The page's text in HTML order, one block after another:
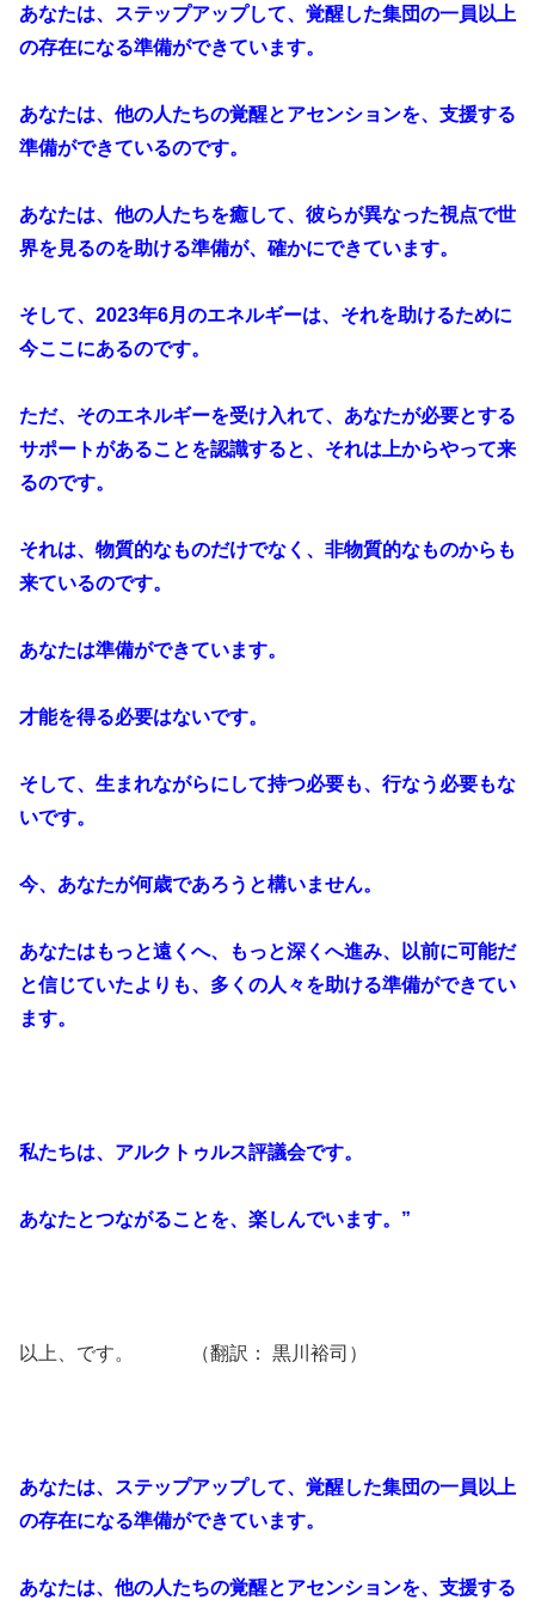
あなたは、ステップアップして、覚醒した集団の一員以上
の存在になる準備ができています。
あなたは、他の人たちの覚醒とアセンションを、支援する
準備ができているのです。
あなたは、他の人たちを癒して、彼らが異なった視点で世
界を見るのを助ける準備が、確かにできています。
そして、2023年6月のエネルギーは、それを助けるために
今ここにあるのです。
ただ、そのエネルギーを受け入れて、あなたが必要とする
サポートがあることを認識すると、それは上からやって来
るのです。
それは、物質的なものだけでなく、非物質的なものからも
来ているのです。
あなたは準備ができています。
才能を得る必要はないです。
そして、生まれながらにして持つ必要も、行なう必要もな
いです。
今、あなたが何歳であろうと構いません。
あなたはもっと遠くへ、もっと深くへ進み、以前に可能だ
と信じていたよりも、多くの人々を助ける準備ができてい
ます。
私たちは、アルクトゥルス評議会です。
あなたとつながることを、楽しんでいます。”
以上、です。 （翻訳： 黒川裕司）
あなたは、ステップアップして、覚醒した集団の一員以上
の存在になる準備ができています。
あなたは、他の人たちの覚醒とアセンションを、支援する